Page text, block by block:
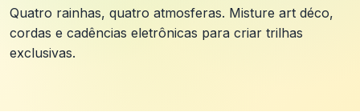
Quatro rainhas, quatro atmosferas. Misture art déco,
cordas e cadências eletrônicas para criar trilhas
exclusivas.